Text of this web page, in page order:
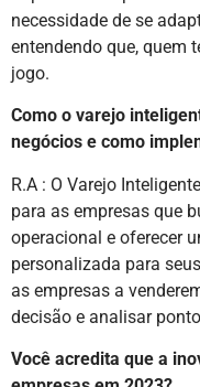
necessidade de se
entendendo que, quem
jogo.
Como o varejo
negócios e como
R.A : O Varejo
para as empresas que
operacional e oferecer
personalizada para
as empresas a
decisão e analisar
Você acredita que a